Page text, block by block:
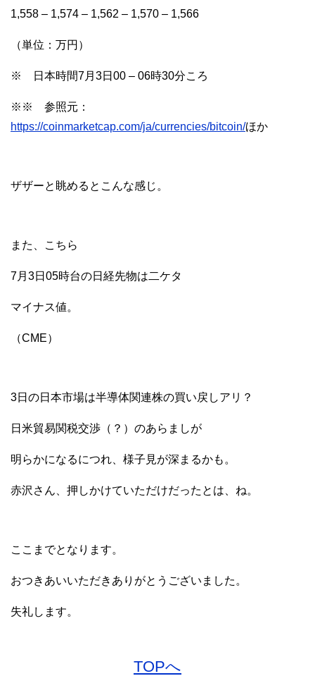
1,558 – 1,574 – 1,562 – 1,570 – 1,566
（単位：万円）
※ 日本時間7月3日00 – 06時30分ころ
※※ 参照元：
https://coinmarketcap.com/ja/currencies/bitcoin/ほか
ザザーと眺めるとこんな感じ。
また、こちら
7月3日05時台の日経先物は二ケタ
マイナス値。
（CME）
3日の日本市場は半導体関連株の買い戻しアリ？
日米貿易関税交渉（？）のあらましが
明らかになるにつれ、様子見が深まるかも。
赤沢さん、押しかけていただけだったとは、ね。
ここまでとなります。
おつきあいいただきありがとうございました。
失礼します。
TOPへ